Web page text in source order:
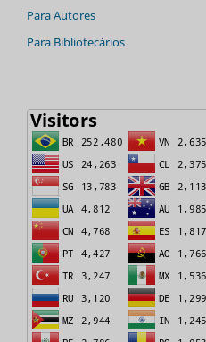
Para Autores
Para Bibliotecários